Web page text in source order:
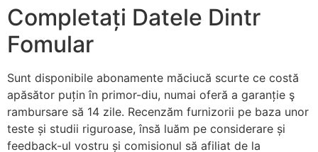
Completați Datele Dintr
Fomular
Sunt disponibile abonamente măciucă scurte ce costă
apăsător puțin în primor-diu, numai oferă a garanție ş
rambursare să 14 zile. Recenzăm furnizorii pe baza unor
teste și studii riguroase, însă luăm pe considerare și
feedback-ul vostru și comisionul să afiliat de la